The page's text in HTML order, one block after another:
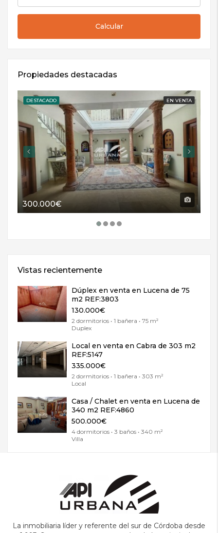
Calcular
Propiedades destacadas
DESTACADO EN VENTA
300.000€
Vistas recientemente
Dúplex en venta en Lucena de 75
m2 REF:3803
130.000€
2 dormitorios • 1 bañera • 75 m²
Duplex
Local en venta en Cabra de 303 m2
REF:5147
335.000€
2 dormitorios • 1 bañera • 303 m²
Local
Casa / Chalet en venta en Lucena de
340 m2 REF:4860
500.000€
4 dormitorios • 3 baños • 340 m²
Villa
La inmobiliaria líder y referente del sur de Córdoba desde